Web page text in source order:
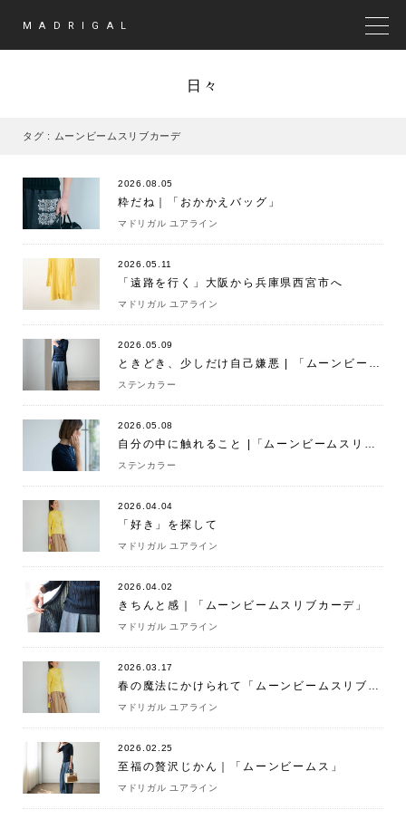
MADRIGAL
日々
タグ : ムーンビームスリブカーデ
2026.08.05
粋だね｜「おかかえバッグ」
マドリガル ユアライン
2026.05.11
「遠路を行く」大阪から兵庫県西宮市へ
マドリガル ユアライン
2026.05.09
ときどき、少しだけ自己嫌悪 | 「ムーンビームスリブ」
ステンカラー
2026.05.08
自分の中に触れること |「ムーンビームスリブ」
ステンカラー
2026.04.04
「好き」を探して
マドリガル ユアライン
2026.04.02
きちんと感｜「ムーンビームスリブカーデ」
マドリガル ユアライン
2026.03.17
春の魔法にかけられて「ムーンビームスリブ」「ムーンビームスリブカーデ」
マドリガル ユアライン
2026.02.25
至福の贅沢じかん｜「ムーンビームス」
マドリガル ユアライン